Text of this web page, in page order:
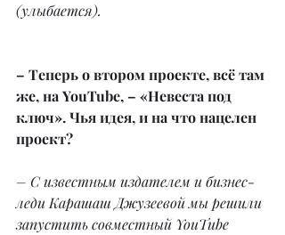
(улыбается).
– Теперь о втором проекте, всё там
же, на YouTube, – «Невеста под
ключ». Чья идея, и на что нацелен
проект?
– С известным издателем и бизнес-
леди Карашаш Джузеевой мы решили
запустить совместный YouTube